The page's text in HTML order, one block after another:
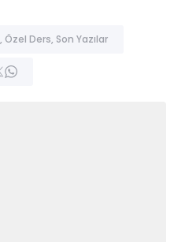
, Özel Ders, Son Yazılar